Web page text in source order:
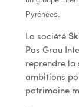
Pyrénées.
La société
Pas Grau
reprendre la
ambitions
patrimoine